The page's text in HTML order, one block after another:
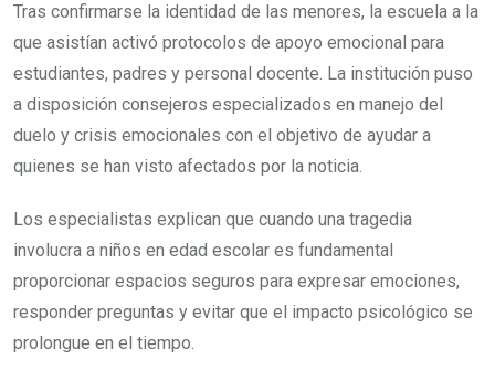
Tras confirmarse la identidad de las menores, la escuela a la
que asistían activó protocolos de apoyo emocional para
estudiantes, padres y personal docente. La institución puso
a disposición consejeros especializados en manejo del
duelo y crisis emocionales con el objetivo de ayudar a
quienes se han visto afectados por la noticia.
Los especialistas explican que cuando una tragedia
involucra a niños en edad escolar es fundamental
proporcionar espacios seguros para expresar emociones,
responder preguntas y evitar que el impacto psicológico se
prolongue en el tiempo.